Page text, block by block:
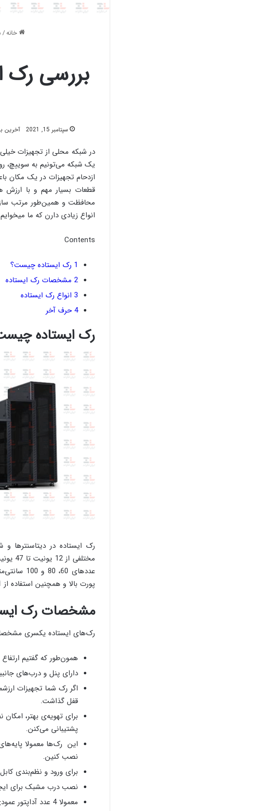
خانه/
بررسی رک
سپتامبر 15, 2021 آخرین به
در شبکه محلی از تجهیزات
یک شبکه می‌تونیم به سوییچ،
ازدحام تجهیزات در یک مکان
قطعات بسیار مهم و با ارزش‌
محافظت و همین‌طور مرتب
انواع زیادی دارن که ما
Contents
1 رک ایستاده چیست؟
2 مشخصات رک ایستاده
3 انواع رک ایستاده
4 حرف آخر
رک ایستاده
رک ایستاده در دیتاسنترها
عددهای 60، 80 و 100 سانتی‌متر میرسه. یکی از قابلیت‌های مهم
پورت بالا و همچنین استفاده از 1 تا 4 فن برای خنک کردن تجهیزاته.
مشخصات رک
رک‌های ایستاده یکسری
همون‌طور که گفتیم ارتفاع رک‌های
دارای پنل و درب‌های
اگر رک شما تجهیزات
قفل گذاشت.
پشتیبانی می‌کنن.
این رک‌ها معمولا
نصب کنین.
برای ورود و نظم‌بندی
نصب درب مشبک برای
معمولا 4 عدد آداپتور عمودی دارن که در طول رک جابه‌جا میشن.